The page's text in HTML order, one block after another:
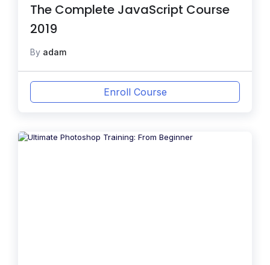
The Complete JavaScript Course
2019
By adam
Enroll Course